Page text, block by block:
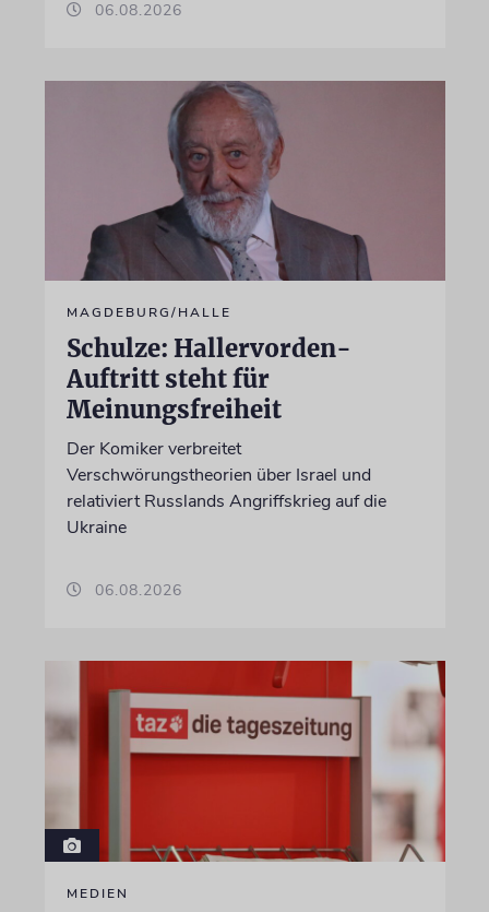
06.08.2026
MAGDEBURG/HALLE
Schulze: Hallervorden-
Auftritt steht für
Meinungsfreiheit
Der Komiker verbreitet
Verschwörungstheorien über Israel und
relativiert Russlands Angriffskrieg auf die
Ukraine
06.08.2026
MEDIEN